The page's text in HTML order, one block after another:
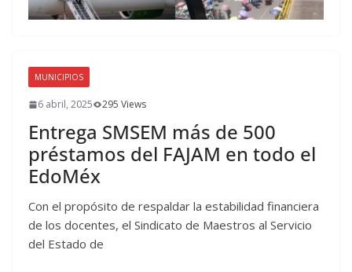
MUNICIPIOS
6 abril, 2025 295 Views
Entrega SMSEM más de 500
préstamos del FAJAM en todo el
EdoMéx
Con el propósito de respaldar la estabilidad financiera
de los docentes, el Sindicato de Maestros al Servicio
del Estado de